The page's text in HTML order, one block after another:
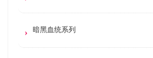
暗黑血统系列